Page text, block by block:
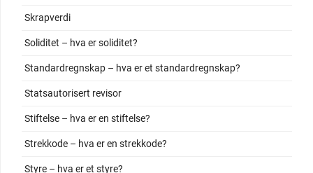
Skrapverdi
Soliditet – hva er soliditet?
Standardregnskap – hva er et standardregnskap?
Statsautorisert revisor
Stiftelse – hva er en stiftelse?
Strekkode – hva er en strekkode?
Styre – hva er et styre?